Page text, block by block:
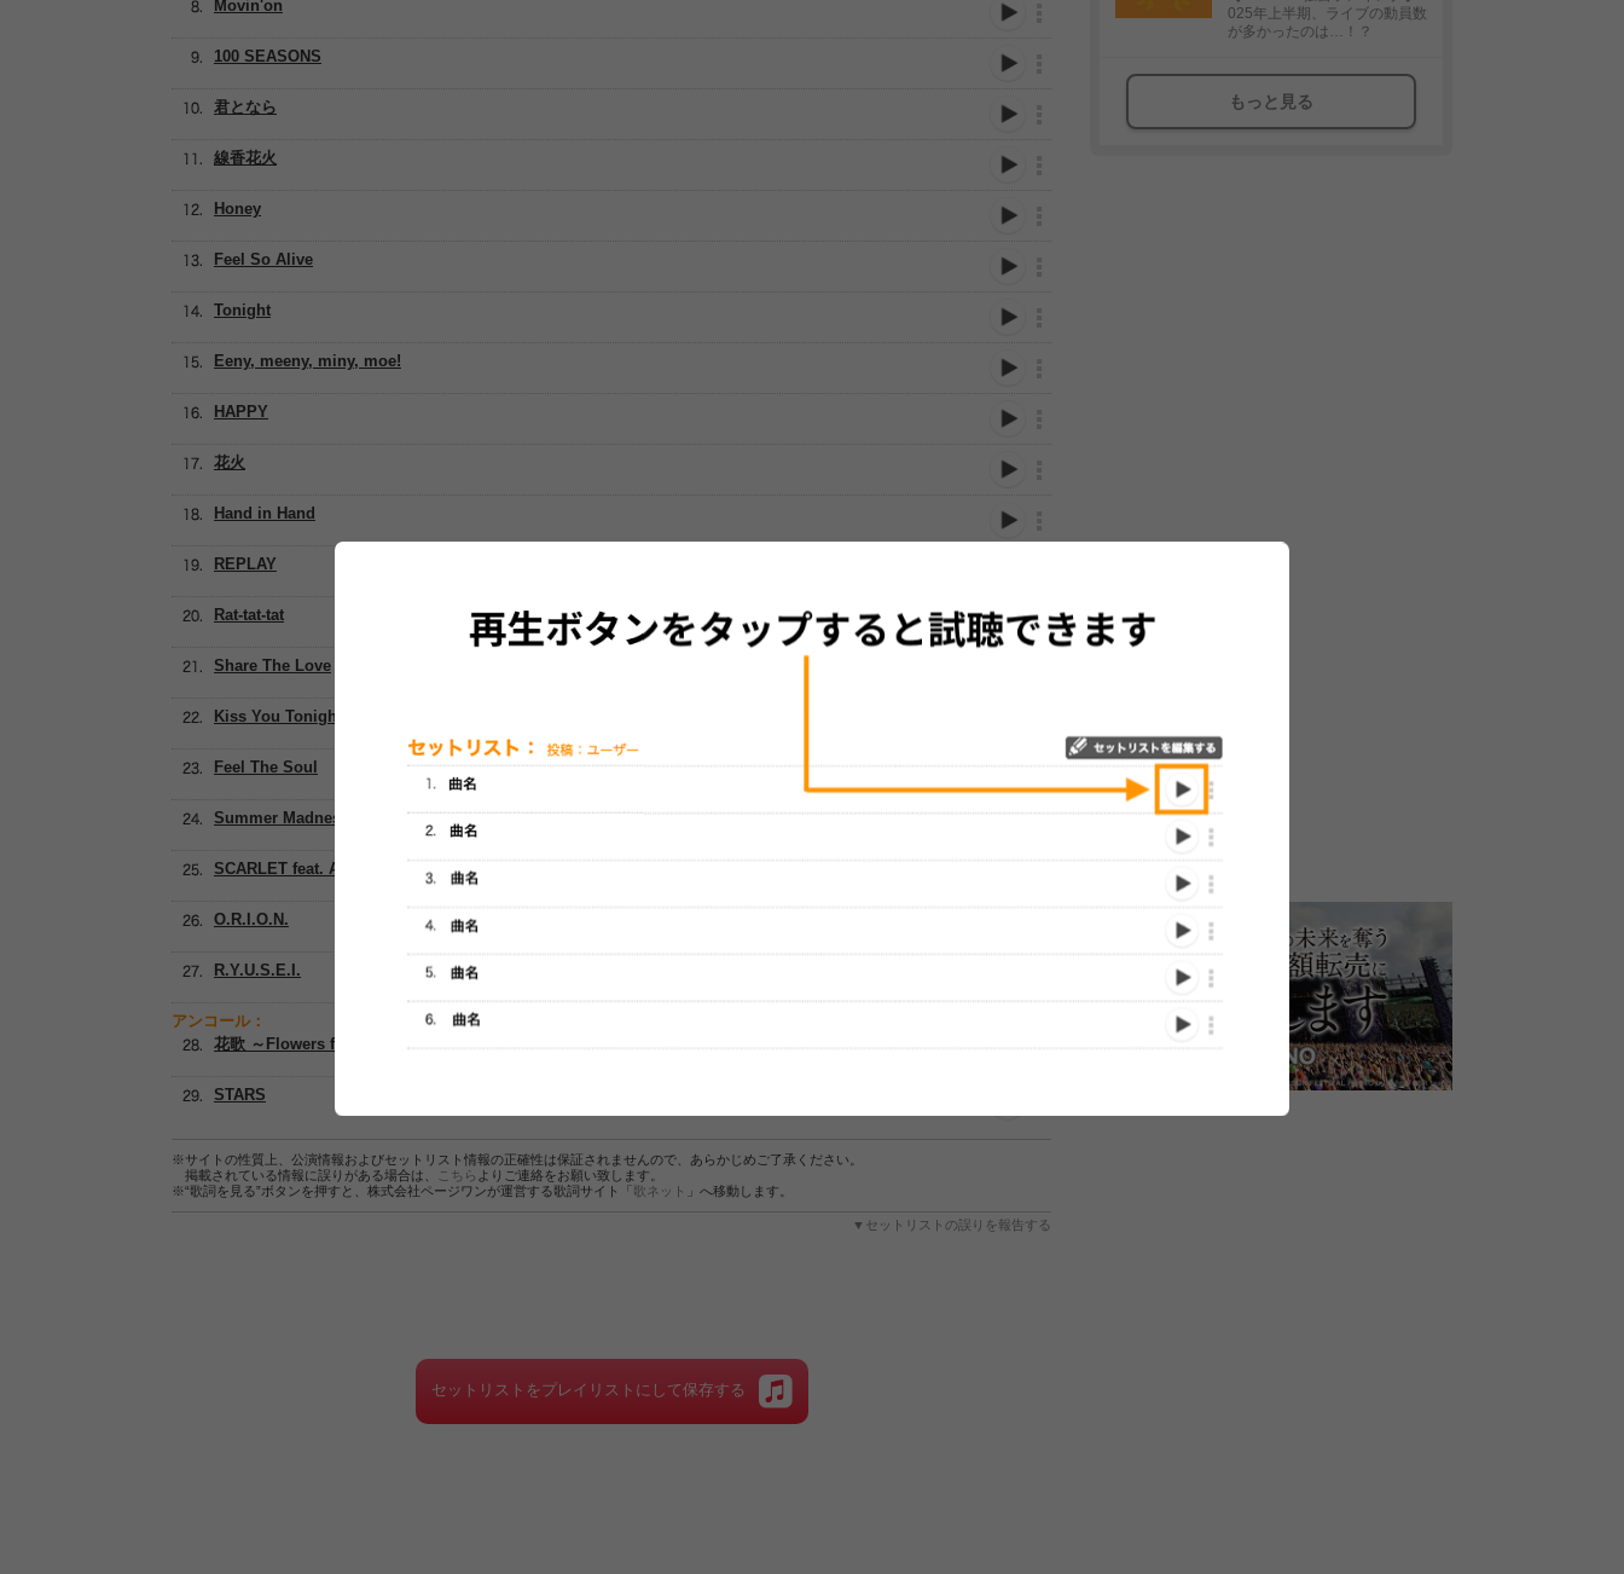
君となら
Movin'on
100 SEASONS
線香花火
Honey
Feel So Alive
Tonight
Eeny, meeny, miny, moe!
HAPPY
花火
Hand in Hand
REPLAY
Rat-tat-tat
Share The Love
Kiss You Tonight
Feel The Soul
Summer Madness feat. Afrojack
SCARLET feat. Afrojack
O.R.I.O.N.
R.Y.U.S.E.I.
アンコール：
花歌 ～Flowers for you～
STARS
※サイトの性質上、公演情報およびセットリスト情報の正確性は保証されませんので、あらかじめご了承ください。
掲載されている情報に誤りがある場合は、
こちら よりご連絡をお願い致します。
※“歌詞を見る”ボタンを押すと、株式会社ページワンが運営する歌詞サイト「歌ネット 」へ移動します。
▼セットリストの誤りを報告する
セットリストをプレイリストにして保存する
025年上半期、ライブの動員数
が多かったのは…！？
もっと見る